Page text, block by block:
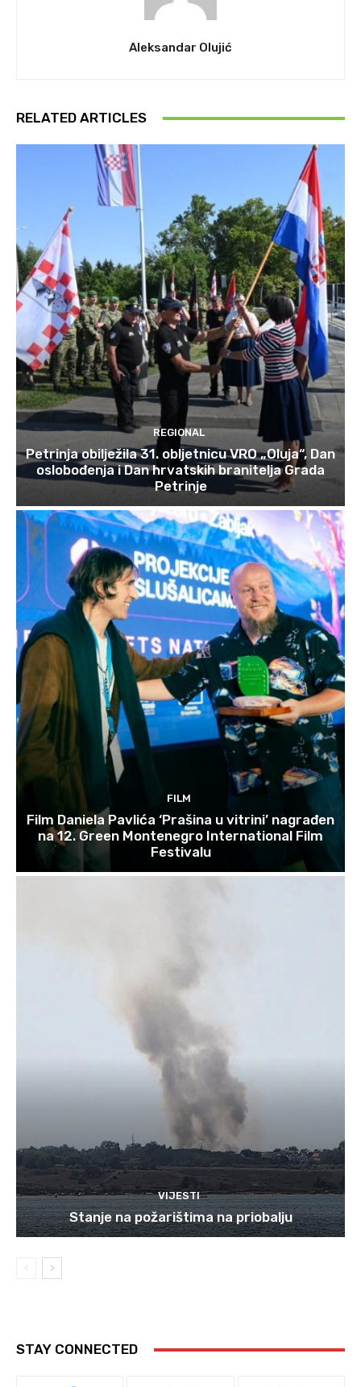
Aleksandar Olujić
RELATED ARTICLES
REGIONAL
Petrinja obilježila 31. obljetnicu VRO „Oluja“, Dan
oslobođenja i Dan hrvatskih branitelja Grada
Petrinje
FILM
Film Daniela Pavlića ‘Prašina u vitrini’ nagrađen
na 12. Green Montenegro International Film
Festivalu
VIJESTI
Stanje na požarištima na priobalju
STAY CONNECTED